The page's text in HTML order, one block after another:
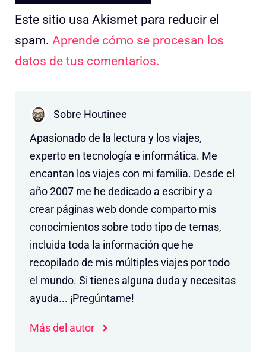
Este sitio usa Akismet para reducir el
spam. Aprende cómo se procesan los
datos de tus comentarios.
Sobre Houtinee
Apasionado de la lectura y los viajes,
experto en tecnología e informática. Me
encantan los viajes con mi familia. Desde el
año 2007 me he dedicado a escribir y a
crear páginas web donde comparto mis
conocimientos sobre todo tipo de temas,
incluida toda la información que he
recopilado de mis múltiples viajes por todo
el mundo. Si tienes alguna duda y necesitas
ayuda... ¡Pregúntame!
Más del autor